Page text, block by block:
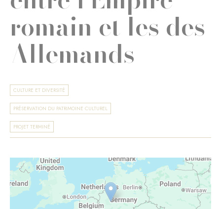
romain et les des
Allemands
CULTURE ET DIVERSITÉ
PRÉSERVATION DU PATRIMOINE CULTUREL
PROJET TERMINÉ